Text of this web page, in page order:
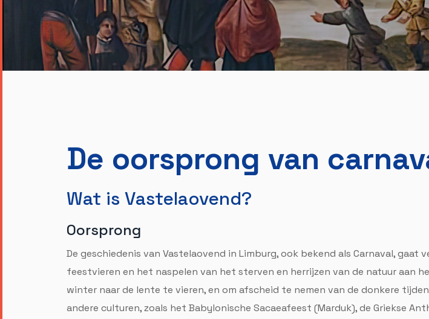
De oorsprong van
Wat is Vastelaovend?
Oorsprong
De geschiedenis van Vastelaovend in Limburg, ook bekend als Carnaval,
feestvieren en het naspelen van het sterven en herrijzen van de natuur aan
winter naar de lente te vieren, en om afscheid te nemen van de donkere
andere culturen, zoals het Babylonische Sacaeafeest (Marduk), de Griekse